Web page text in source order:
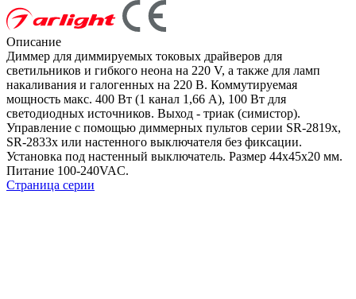
Описание
Диммер для диммируемых токовых драйверов для
светильников и гибкого неона на 220 V, а также для ламп
накаливания и галогенных на 220 В. Коммутируемая
мощность макс. 400 Вт (1 канал 1,66 А), 100 Вт для
светодиодных источников. Выход - триак (симистор).
Управление с помощью диммерных пультов серии SR-2819x,
SR-2833x или настенного выключателя без фиксации.
Установка под настенный выключатель. Размер 44x45x20 мм.
Питание 100-240VAC.
Страница серии